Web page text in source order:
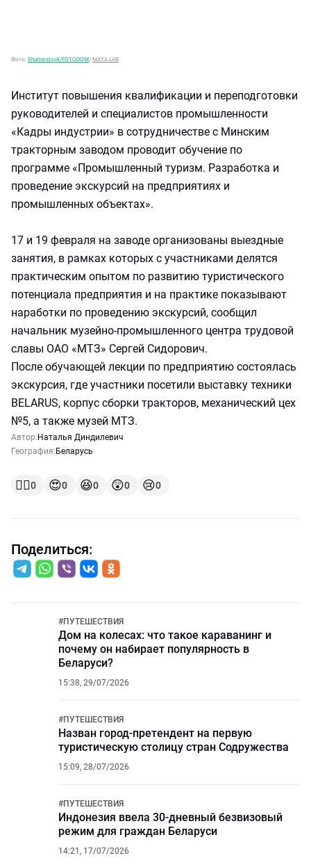
Фото: Shutterstock/FOTODOM/ MAYA LAB
Институт повышения квалификации и переподготовки
руководителей и специалистов промышленности
«Кадры индустрии» в сотрудничестве с Минским
тракторным заводом проводит обучение по
программе «Промышленный туризм. Разработка и
проведение экскурсий на предприятиях и
промышленных объектах».
17 и 19 февраля на заводе организованы выездные
занятия, в рамках которых с участниками делятся
практическим опытом по развитию туристического
потенциала предприятия и на практике показывают
наработки по проведению экскурсий, сообщил
начальник музейно-промышленного центра трудовой
славы ОАО «МТЗ» Сергей Сидорович.
После обучающей лекции по предприятию состоялась
экскурсия, где участники посетили выставку техники
BELARUS, корпус сборки тракторов, механический цех
№5, а также музей МТЗ.
Автор: Наталья Диндилевич
География: Беларусь
👍🏻0 😍0 😆0 😲0 😢0
Поделиться:
#ПУТЕШЕСТВИЯ
Дом на колесах: что такое караванинг и
почему он набирает популярность в
Беларуси?
15:38, 29/07/2026
#ПУТЕШЕСТВИЯ
Назван город-претендент на первую
туристическую столицу стран Содружества
15:09, 28/07/2026
#ПУТЕШЕСТВИЯ
Индонезия ввела 30-дневный безвизовый
режим для граждан Беларуси
14:21, 17/07/2026